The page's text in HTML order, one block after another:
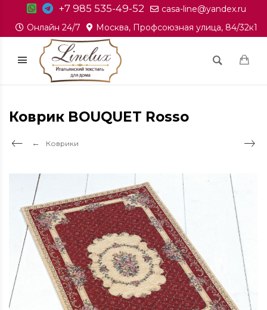
+7 985 535-49-52
casa-line@yandex.ru
Онлайн 24/7
Москва, Профсоюзная улица, 84/32к1
Коврик BOUQUET Rosso
Коврики